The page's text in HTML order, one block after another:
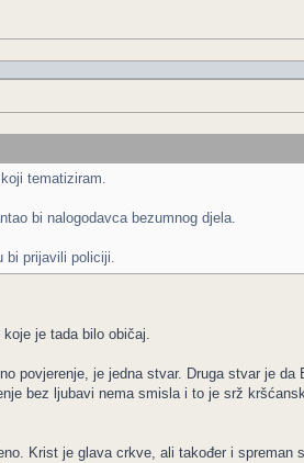
tematiziram.
bi nalogodavca bezumnog djela.
bi prijavili policiji.
je tada bilo običaj.
povjerenje, je jedna stvar. Druga stvar je
bez ljubavi nema smisla i to je srž
Krist je glava crkve, ali također i